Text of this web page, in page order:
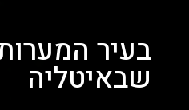
שבאיטליה